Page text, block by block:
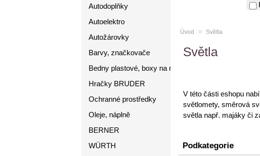
Autodoplňky
Autoelektro
Autožárovky
Barvy, značkovače
Bedny plastové, boxy na nářadí
Hračky BRUDER
Ochranné prostředky
Oleje, náplně
BERNER
WÜRTH
Úvod » Světla
Světla
V této části eshopu
světlomety, směrová
světla např. majáky či
Podkategorie